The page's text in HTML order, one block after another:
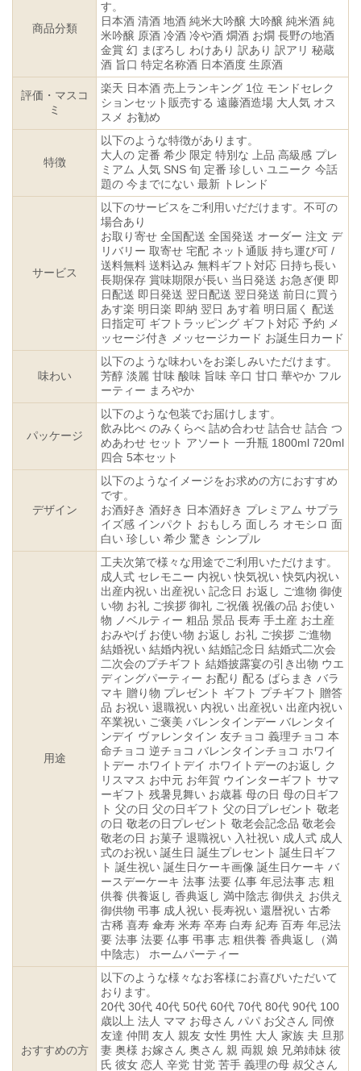
商品分類
す。
日本酒 清酒 地酒 純米大吟醸 大吟醸 純米酒 純
米吟醸 原酒 冷酒 冷や酒 燗酒 お燗 長野の地酒
金賞 幻 まぼろし わけあり 訳あり 訳アリ 秘蔵
酒 旨口 特定名称酒 日本酒度 生原酒
評価・マスコ
ミ
楽天 日本酒 売上ランキング 1位 モンドセレク
ションセット販売する 遠藤酒造場 大人気 オス
スメ お勧め
特徴
以下のような特徴があります。
大人の 定番 希少 限定 特別な 上品 高級感 プレ
ミアム 人気 SNS 旬 定番 珍しい ユニーク 今話
題の 今までにない 最新 トレンド
サービス
以下のサービスをご利用いだだけます。不可の
場合あり
お取り寄せ 全国配送 全国発送 オーダー 注文 デ
リバリー 取寄せ 宅配 ネット通販 持ち運び可 /
送料無料 送料込み 無料ギフト対応 日持ち長い
長期保存 賞味期限が長い 当日発送 お急ぎ便 即
日配送 即日発送 翌日配送 翌日発送 前日に買う
あす楽 明日楽 即納 翌日 あす着 明日届く 配送
日指定可 ギフトラッピング ギフト対応 予約 メ
ッセージ付き メッセージカード お誕生日カード
味わい
以下のような味わいをお楽しみいただけます。
芳醇 淡麗 甘味 酸味 旨味 辛口 甘口 華やか フル
ーティー まろやか
パッケージ
以下のような包装でお届けします。
飲み比べ のみくらべ 詰め合わせ 詰合せ 詰合 つ
めあわせ セット アソート 一升瓶 1800ml 720ml
四合 5本セット
デザイン
以下のようなイメージをお求めの方におすすめ
です。
お酒好き 酒好き 日本酒好き プレミアム サプラ
イズ感 インパクト おもしろ 面しろ オモシロ 面
白い 珍しい 希少 驚き シンプル
用途
工夫次第で様々な用途でご利用いただけます。
成人式 セレモニー 内祝い 快気祝い 快気内祝い
出産内祝い 出産祝い 記念日 お返し ご進物 御使
い物 お礼 ご挨拶 御礼 ご祝儀 祝儀の品 お使い
物 ノベルティー 粗品 景品 長寿 手土産 お土産
おみやげ お使い物 お返し お礼 ご挨拶 ご進物
結婚祝い 結婚内祝い 結婚記念日 結婚式二次会
二次会のプチギフト 結婚披露宴の引き出物 ウエ
ディングパーティー お配り 配る ばらまき バラ
マキ 贈り物 プレゼント ギフト プチギフト 贈答
品 お祝い 退職祝い 内祝い 出産祝い 出産内祝い
卒業祝い ご褒美 バレンタインデー バレンタイ
ンデイ ヴァレンタイン 友チョコ 義理チョコ 本
命チョコ 逆チョコ バレンタインチョコ ホワイ
トデー ホワイトデイ ホワイトデーのお返し ク
リスマス お中元 お年賀 ウインターギフト サマ
ーギフト 残暑見舞い お歳暮 母の日 母の日ギフ
ト 父の日 父の日ギフト 父の日プレゼント 敬老
の日 敬老の日プレゼント 敬老会記念品 敬老会
敬老の日 お菓子 退職祝い 入社祝い 成人式 成人
式のお祝い 誕生日 誕生プレセント 誕生日ギフ
ト 誕生祝い 誕生日ケーキ画像 誕生日ケーキ バ
ースデーケーキ 法事 法要 仏事 年忌法事 志 粗
供養 供養返し 香典返し 満中陰志 御供え お供え
御供物 弔事 成人祝い 長寿祝い 還暦祝い 古希
古稀 喜寿 傘寿 米寿 卒寿 白寿 紀寿 百寿 年忌法
要 法事 法要 仏事 弔事 志 粗供養 香典返し（満
中陰志） ホームパーティー
おすすめの方
以下のような様々なお客様にお喜びいただいて
おります。
20代 30代 40代 50代 60代 70代 80代 90代 100
歳以上 法人 ママ お母さん パパ お父さん 同僚
友達 仲間 友人 親友 女性 男性 大人 家族 夫 旦那
妻 奥様 お嫁さん 奥さん 親 両親 娘 兄弟姉妹 彼
氏 彼女 恋人 辛党 甘党 苦手 義理の母 叔父さん